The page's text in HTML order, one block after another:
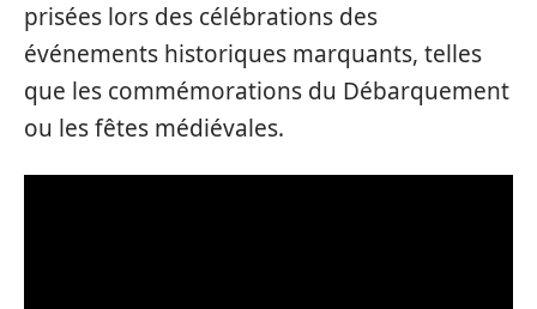
prisées lors des célébrations des
événements historiques marquants, telles
que les commémorations du Débarquement
ou les fêtes médiévales.